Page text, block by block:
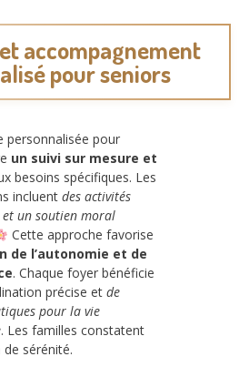
accompagnement
pour seniors
personnalisée pour
un suivi sur mesure et
besoins spécifiques. Les
incluent des activités
un soutien moral
Cette approche favorise
de l’autonomie et de
. Chaque foyer bénéficie
précise et de
pour la vie
. Les familles constatent
sérénité.